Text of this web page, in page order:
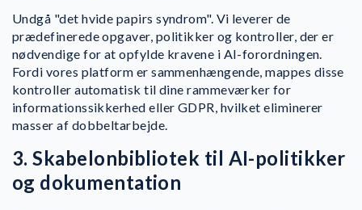
Undgå "det hvide papirs syndrom". Vi leverer de
prædefinerede opgaver, politikker og kontroller, der er
nødvendige for at opfylde kravene i AI-forordningen.
Fordi vores platform er sammenhængende, mappes disse
kontroller automatisk til dine rammeværker for
informationssikkerhed eller GDPR, hvilket eliminerer
masser af dobbeltarbejde.
3. Skabelonbibliotek til AI-politikker
og dokumentation